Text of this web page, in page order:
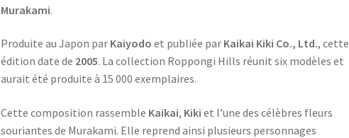
Murakami.
Produite au Japon par Kaiyodo et publiée par Kaikai Kiki Co., Ltd., cette
édition date de 2005. La collection Roppongi Hills réunit six modèles et
aurait été produite à 15 000 exemplaires.
Cette composition rassemble Kaikai, Kiki et l’une des célèbres fleurs
souriantes de Murakami. Elle reprend ainsi plusieurs personnages